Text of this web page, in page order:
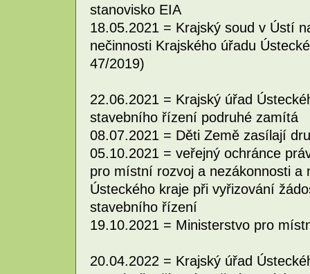
stanovisko EIA
18.05.2021 = Krajský soud v Ústí
nečinnosti Krajského úřadu
47/2019)
22.06.2021 = Krajský úřad
stavebního řízení podruhé zamítá
08.07.2021 = Děti Země zasílají
05.10.2021 = veřejný ochránce
pro místní rozvoj a nezákonnosti a
Ústeckého kraje při vyřizování
stavebního řízení
19.10.2021 = Ministerstvo pro
20.04.2022 = Krajský úřad